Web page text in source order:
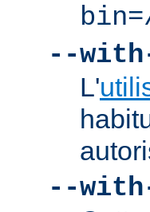
--
L'
--